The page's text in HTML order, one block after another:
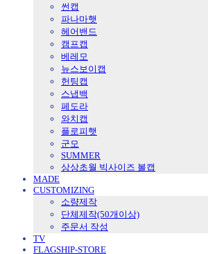
썬캡
파나마햇
헤어밴드
캠프캡
베레모
뉴스보이캡
헌팅캡
스냅백
페도라
와치캡
플로피햇
군모
SUMMER
상상초월 빅사이즈 볼캡
MADE
CUSTOMIZING
소량제작
단체제작(50개이상)
주문서 작성
TV
FLAGSHIP-STORE